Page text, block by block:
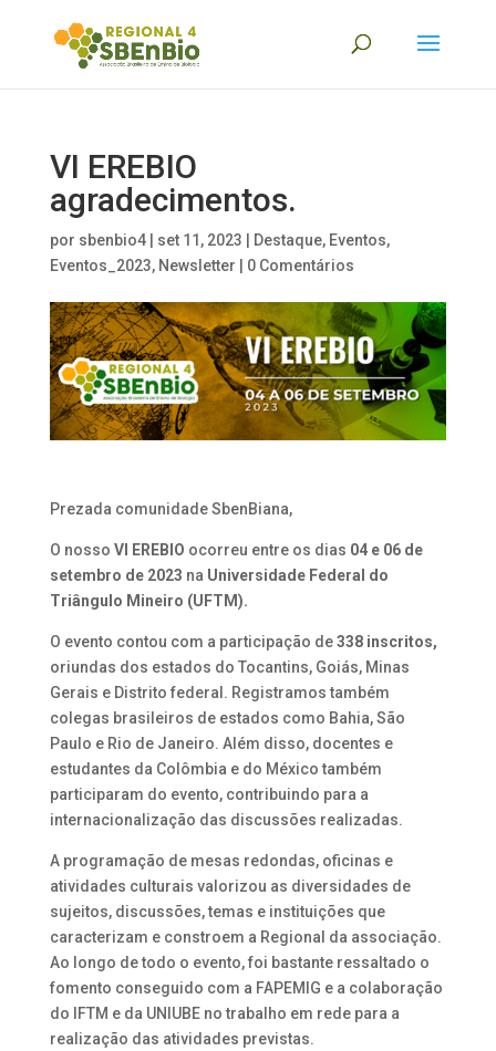
VI EREBIO
agradecimentos.
por sbenbio4| set 11, 2023 Destaque, Eventos,
Eventos_2023, Newsletter 0 Comentários
Prezada comunidade SbenBiana,
O nosso VI EREBIO ocorreu entre os dias 04 e 06 de
setembro de 2023 na Universidade Federal do
Triângulo Mineiro (UFTM).
O evento contou com a participação de338 inscritos,
oriundas dos estados do Tocantins, Goiás, Minas
Gerais e Distrito federal. Registramos também
colegas brasileiros de estados como Bahia, São
Paulo e Rio de Janeiro. Além disso, docentes e
estudantes da Colômbia e do México também
participaram do evento, contribuindo para a
internacionalização das discussões realizadas.
A programação de mesas redondas, oficinas e
atividades culturais valorizou as diversidades de
sujeitos, discussões, temas e instituições que
caracterizam e constroem a Regional da associação.
Ao longo de todo o evento, foi bastante ressaltado o
fomento conseguido com a FAPEMIG e a colaboração
do IFTM e da UNIUBE no trabalho em rede para a
realização das atividades previstas.